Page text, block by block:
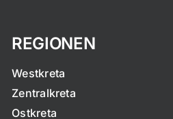
REGIONEN
Westkreta
Zentralkreta
Ostkreta